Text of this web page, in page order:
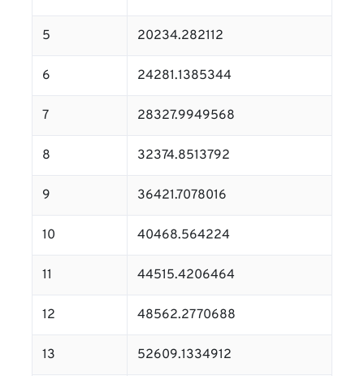
5 20234.282112
6 24281.1385344
7 28327.9949568
8 32374.8513792
9 36421.7078016
10 40468.564224
11 44515.4206464
12 48562.2770688
13 52609.1334912